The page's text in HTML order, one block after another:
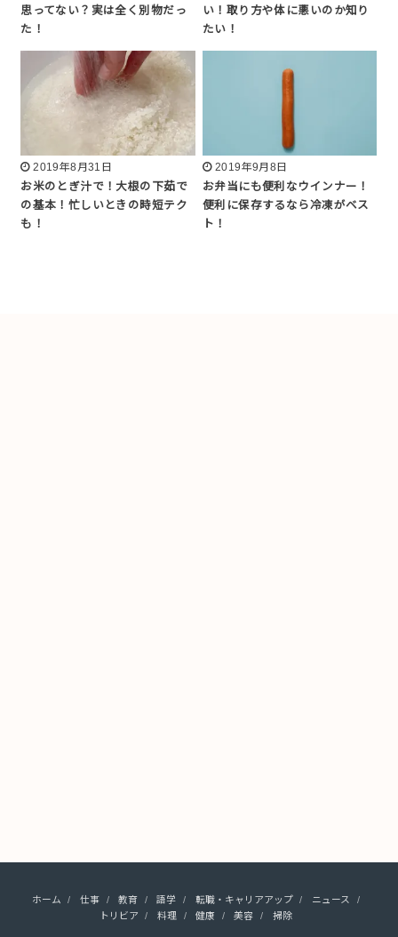
思ってない？実は全く別物だっ
た！
い！取り方や体に悪いのか知り
たい！
2019年8月31日
お米のとぎ汁で！大根の下茹で
の基本！忙しいときの時短テク
も！
2019年9月8日
お弁当にも便利なウインナー！
便利に保存するなら冷凍がベス
ト！
ホーム 仕事 教育 語学 転職・キャリアアップ
ニュース
トリビア
料理 健康 美容 掃除